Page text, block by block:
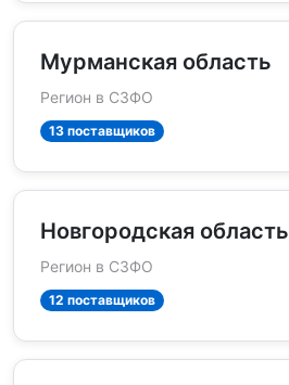
Мурманская область
Регион в СЗФО
13 поставщиков
Новгородская область
Регион в СЗФО
12 поставщиков